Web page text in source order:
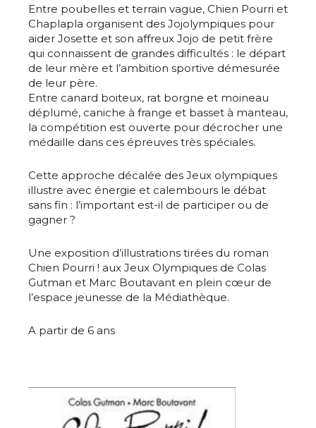
Entre poubelles et terrain vague, Chien Pourri et
Chaplapla organisent des Jojolympiques pour
aider Josette et son affreux Jojo de petit frère
qui connaissent de grandes difficultés : le départ
de leur mère et l’ambition sportive démesurée
de leur père.
Entre canard boiteux, rat borgne et moineau
déplumé, caniche à frange et basset à manteau,
la compétition est ouverte pour décrocher une
médaille dans ces épreuves très spéciales.
Cette approche décalée des Jeux olympiques
illustre avec énergie et calembours le débat
sans fin : l’important est-il de participer ou de
gagner ?
Une exposition d’illustrations tirées du roman
Chien Pourri ! aux Jeux Olympiques de Colas
Gutman et Marc Boutavant en plein cœur de
l’espace jeunesse de la Médiathèque.
A partir de 6 ans